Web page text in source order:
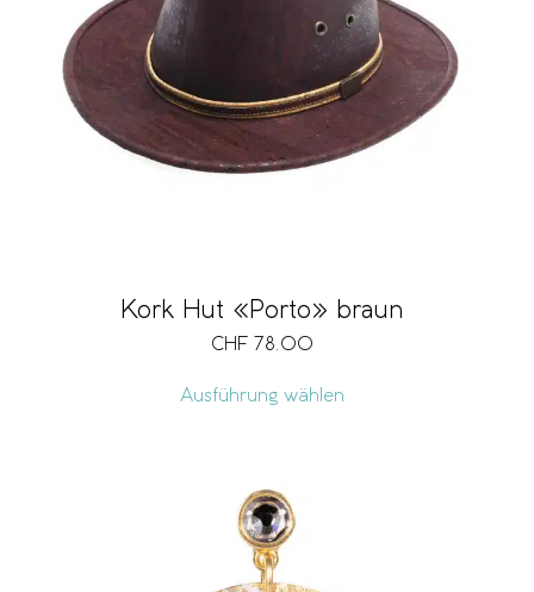
Kork Hut «Porto» braun
CHF 78.00
Ausführung wählen